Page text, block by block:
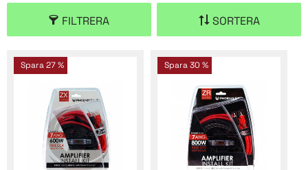
FILTRERA SORTERA
Spara27 % Spara30 %